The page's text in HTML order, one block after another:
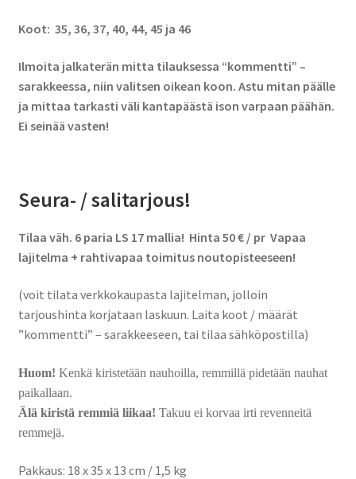
Koot: 35, 36, 37, 40, 44, 45 ja 46
Ilmoita jalkaterän mitta tilauksessa “kommentti” –
sarakkeessa, niin valitsen oikean koon. Astu mitan päälle
ja mittaa tarkasti väli kantapäästä ison varpaan päähän.
Ei seinää vasten!
Seura- / salitarjous!
Tilaa väh. 6 paria LS 17 mallia! Hinta 50 € / pr Vapaa
lajitelma + rahtivapaa toimitus noutopisteeseen!
(voit tilata verkkokaupasta lajitelman, jolloin
tarjoushinta korjataan laskuun. Laita koot / määrät
”kommentti” – sarakkeeseen, tai tilaa sähköpostilla)
Huom! Kenkä kiristetään nauhoilla, remmillä pidetään nauhat
paikallaan.
Älä kiristä remmiä liikaa! Takuu ei korvaa irti revenneitä
remmejä.
Pakkaus: 18 x 35 x 13 cm / 1,5 kg